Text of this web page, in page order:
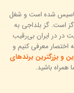
تاسیس شده است و شغل
است. گز بلداجی به
در در ایران بی‌رقیب
اختصار معرفی کنیم و
و بزرگترین برندهای
همراه باشید.